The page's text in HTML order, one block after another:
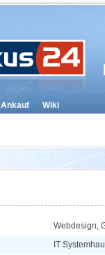
Ankauf Wiki
Webdesign,
IT